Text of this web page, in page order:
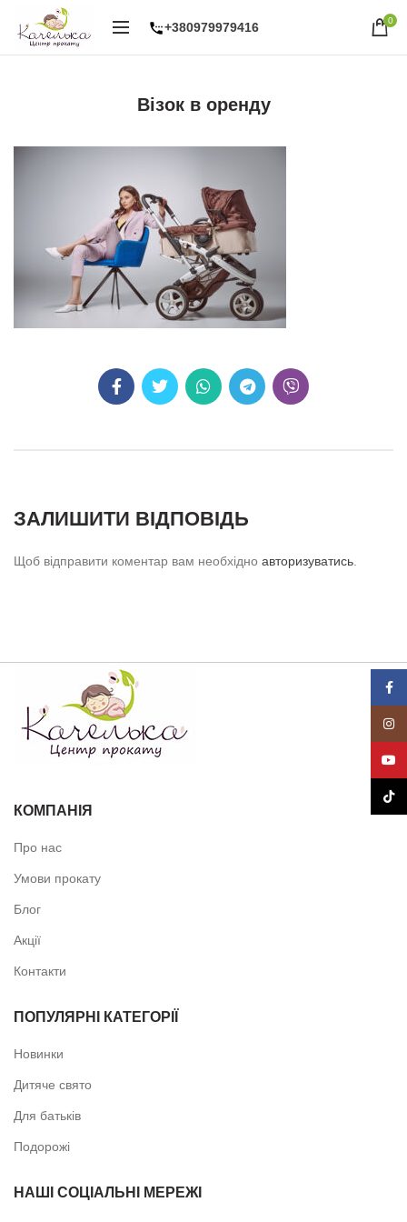
+380979979416 0
Візок в оренду
ЗАЛИШИТИ ВІДПОВІДЬ
Щоб відправити коментар вам необхідно авторизуватись.
КОМПАНІЯ
Про нас
Умови прокату
Блог
Акції
Контакти
ПОПУЛЯРНІ КАТЕГОРІЇ
Новинки
Дитяче свято
Для батьків
Подорожі
НАШІ СОЦІАЛЬНІ МЕРЕЖІ